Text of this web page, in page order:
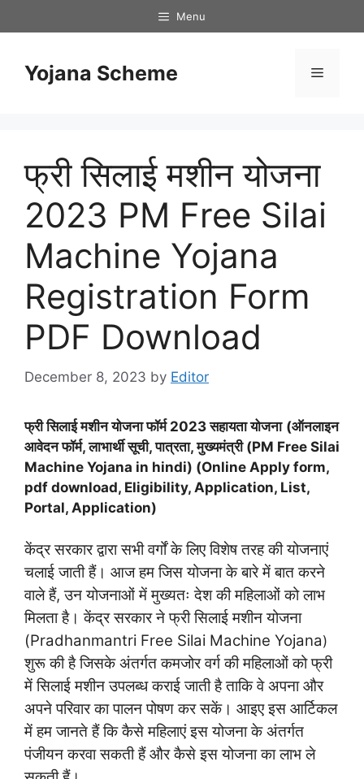
to
Menu
Yojana Scheme Menu
फ्री सिलाई मशीन योजना
2023 PM Free Silai
Machine Yojana
Registration Form
PDF Download
December 8, 2023 by Editor
फ्री सिलाई मशीन योजना फॉर्म 2023 सहायता योजना (ऑनलाइन
आवेदन फॉर्म, लाभार्थी सूची, पात्रता, मुख्यमंत्री (PM Free Silai
Machine Yojana in hindi) (Online Apply form,
pdf download, Eligibility, Application, List,
Portal, Application)
केंद्र सरकार द्वारा सभी वर्गों के लिए विशेष तरह की योजनाएं
चलाई जाती हैं। आज हम जिस योजना के बारे में बात करने
वाले हैं, उन योजनाओं में मुख्यतः देश की महिलाओं को लाभ
मिलता है। केंद्र सरकार ने फ्री सिलाई मशीन योजना
(Pradhanmantri Free Silai Machine Yojana)
शुरू की है जिसके अंतर्गत कमजोर वर्ग की महिलाओं को फ्री
में सिलाई मशीन उपलब्ध कराई जाती है ताकि वे अपना और
अपने परिवार का पालन पोषण कर सकें। आइए इस आर्टिकल
में हम जानते हैं कि कैसे महिलाएं इस योजना के अंतर्गत
पंजीयन करवा सकती हैं और कैसे इस योजना का लाभ ले